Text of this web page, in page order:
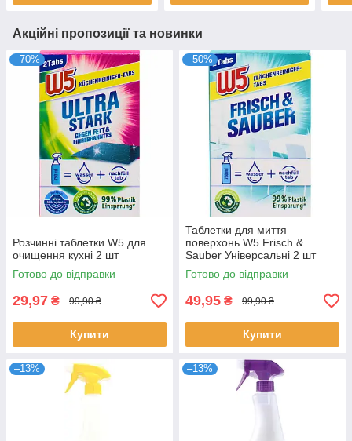
Акційні пропозиції та новинки
–70%
Розчинні таблетки W5 для
очищення кухні 2 шт
Готово до відправки
29,97 ₴ 99,90 ₴
Купити
–50%
Таблетки для миття
поверхонь W5 Frisch &
Sauber Універсальні 2 шт
Готово до відправки
49,95 ₴ 99,90 ₴
Купити
–13% –13%